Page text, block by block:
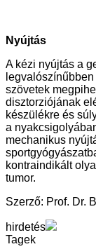
Nyújtás
A kézi nyújtás a
szövetek
disztorziójának
készülékre és
a
mechanikus
kontraindikált
tumor.
Szerző: Prof. Dr.
hirdetés
Tagek